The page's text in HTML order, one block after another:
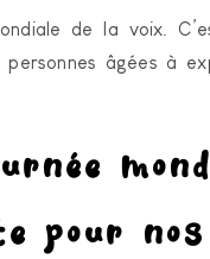
de la voix.
personnes âgées à
pour